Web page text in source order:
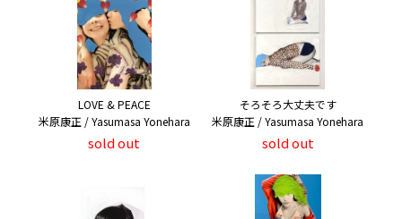
LOVE & PEACE
米原康正 / Yasumasa Yonehara
sold out
そろそろ大丈夫です
米原康正 / Yasumasa Yonehara
sold out